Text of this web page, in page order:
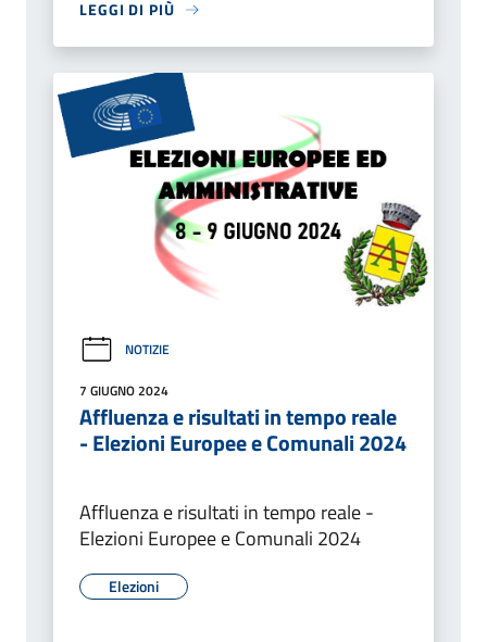
LEGGI DI PIÙ
NOTIZIE
7 GIUGNO 2024
Affluenza e risultati in tempo reale
- Elezioni Europee e Comunali 2024
Affluenza e risultati in tempo reale -
Elezioni Europee e Comunali 2024
Elezioni